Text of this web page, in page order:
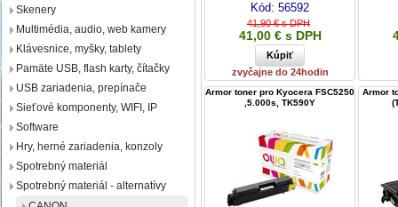
Skenery
Multimédia, audio, web kamery
Klávesnice, myšky, tablety
Pamäte USB, flash karty, čítačky
USB zariadenia, prepínače
Sieťové komponenty, WIFI, IP
Software
Hry, herné zariadenia, konzoly
Spotrebný materiál
Spotrebný materiál - alternatívy
Kód: 56592
41,90 € s DPH
41,00 € s DPH
zvyčajne do 24hodin
Armor toner pro Kyocera FSC5250
,5.000s, TK590Y
Armor